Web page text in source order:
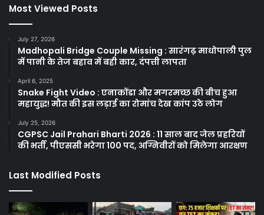
Most Viewed Posts
July 27, 2026
Madhopali Bridge Couple Missing : सारंगढ़ माधोपाली पुल
में पानी के तेज बहाव में बही कार, दंपत्ती लापता
April 6, 2025
Snake Fight Video : एनाकोंडा और मगरमच्छ की बीच हुआ
महायुद्ध! मौत की इस लड़ाई का रोमांच देख कांप उठे लोग
July 25, 2026
CGPSC Jail Prahari Bharti 2026 : 11 साल बाद जेल प्रहरियों
की भर्ती, पीएससी भरेगा 100 पद, अग्निवीरों को मिलेगा आरक्षण
Last Modified Posts